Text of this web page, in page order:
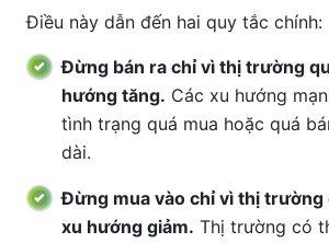
Điều này dẫn đến hai quy tắc chính:
Đừng bán ra chỉ vì thị trường
hướng tăng. Các xu hướng
tình trạng quá mua hoặc quá
dài.
Đừng mua vào chỉ vì thị trường
xu hướng giảm. Thị trường có